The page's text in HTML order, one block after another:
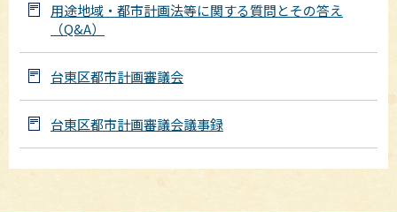
用途地域・都市計画法等に関する質問とその答え
（Q&A）
台東区都市計画審議会
台東区都市計画審議会議事録